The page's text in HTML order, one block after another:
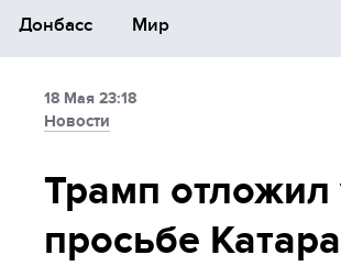
Донбасс Мир
Спорт
18 Мая 23:18
Новости
Трамп
просьбе